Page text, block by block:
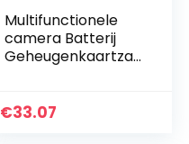
Multifunctionele
camera Batterij
Geheugenkaartzakj
Opbergzakken
€33.07